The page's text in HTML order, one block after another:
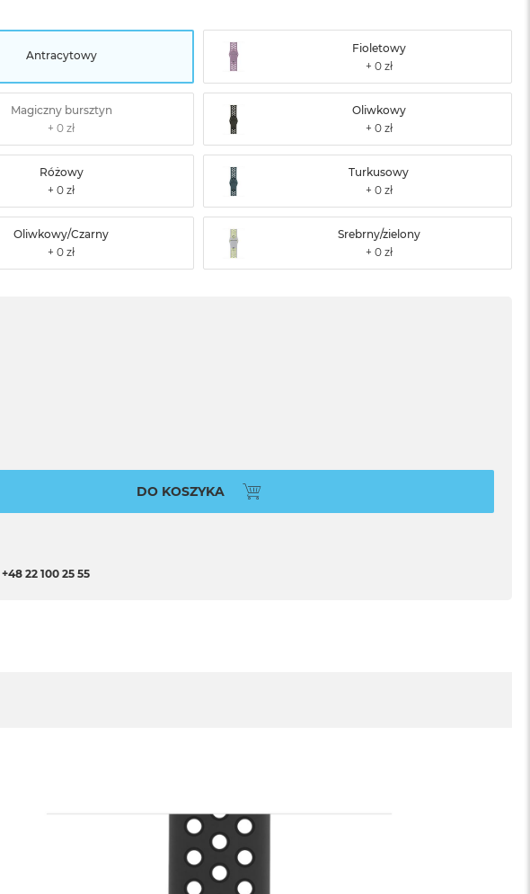
Antracytowy
Fioletowy
Magiczny bursztyn Oliwkowy
Różowy Turkusowy
Oliwkowy/Czarny Srebrny/zielony
DO KOSZYKA
+48 22 100 25 55